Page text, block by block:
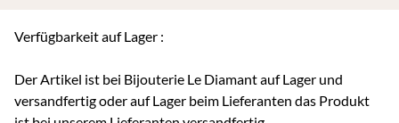
Verfügbarkeit auf Lager :
Der Artikel ist bei Bijouterie Le Diamant auf Lager und
versandfertig oder auf Lager beim Lieferanten das Produkt